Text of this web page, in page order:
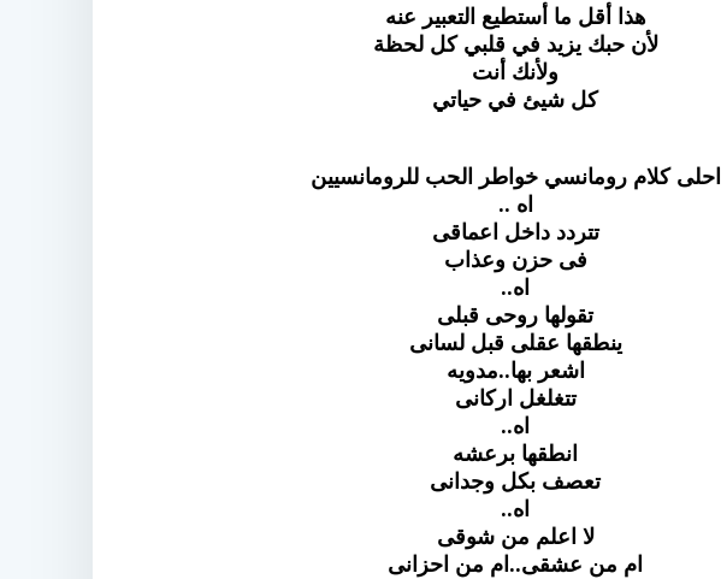
هذا أقل ما أستطيع التعبير عنه
لأن حبك يزيد في قلبي كل لحظة
ولأنك أنت
كل شيئ في حياتي
احلى كلام رومانسي خواطر الحب للرومانسيين
اه ..
تتردد داخل اعماقى
فى حزن وعذاب
اه..
تقولها روحى قبلى
ينطقها عقلى قبل لسانى
اشعر بها..مدويه
تتغلغل اركانى
اه..
انطقها برعشه
تعصف بكل وجدانى
اه..
لا اعلم من شوقى
ام من عشقى..ام من احزانى